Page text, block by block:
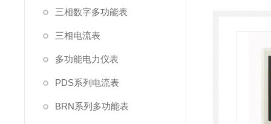
三相数字多功能表
三相电流表
多功能电力仪表
PDS系列电流表
BRN系列多功能表